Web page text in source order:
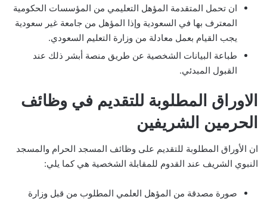
ان تحمل المتقدمة المؤهل التعليمي من المؤسسات الحكومية
المعترف بها في السعودية وإذا المؤهل من جامعة غير سعودية
يجب القيام بعمل معادلة من وزارة التعليم السعودي.
طباعة البيانات الشخصية عن طريق منصة أبشر ذلك عند
القبول المبدئي.
الاوراق المطلوبة للتقديم في وظائف
الحرمين الشريفين
ان الأوراق المطلوبة للتقديم على وظائف المسجد الحرام والمسجد
النبوي الشريف عند القدوم للمقابلة الشخصية هي كما يلي:
صورة مصدقة من المؤهل العلمي المطلوب من قبل وزارة